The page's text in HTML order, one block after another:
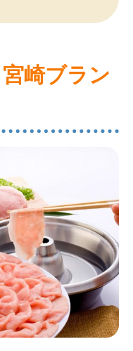
崎ブラン